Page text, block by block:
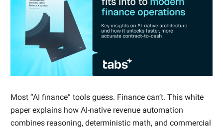
Most “AI finance” tools guess. Finance can’t. This white
paper explains how AI-native revenue automation
combines reasoning, deterministic math, and commercial